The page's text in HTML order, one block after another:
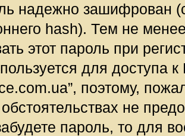
надежно зашифрован
hash). Тем не
этот пароль при
для доступа
поэтому,
не
пароль, то для